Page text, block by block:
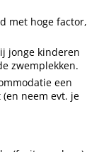
met hoge factor,
jonge kinderen
zwemplekken.
een
neem evt. je